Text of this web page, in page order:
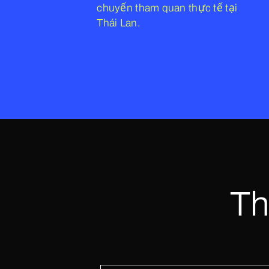
New
USA- New York
chuyến tham quan thực tế tại
Thái Lan.